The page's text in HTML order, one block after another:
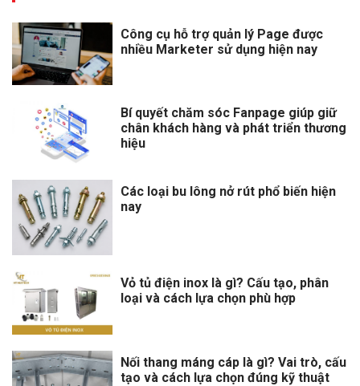
Công cụ hỗ trợ quản lý Page được
nhiều Marketer sử dụng hiện nay
Bí quyết chăm sóc Fanpage giúp giữ
chân khách hàng và phát triển thương
hiệu
Các loại bu lông nở rút phổ biến hiện
nay
Vỏ tủ điện inox là gì? Cấu tạo, phân
loại và cách lựa chọn phù hợp
Nối thang máng cáp là gì? Vai trò, cấu
tạo và cách lựa chọn đúng kỹ thuật